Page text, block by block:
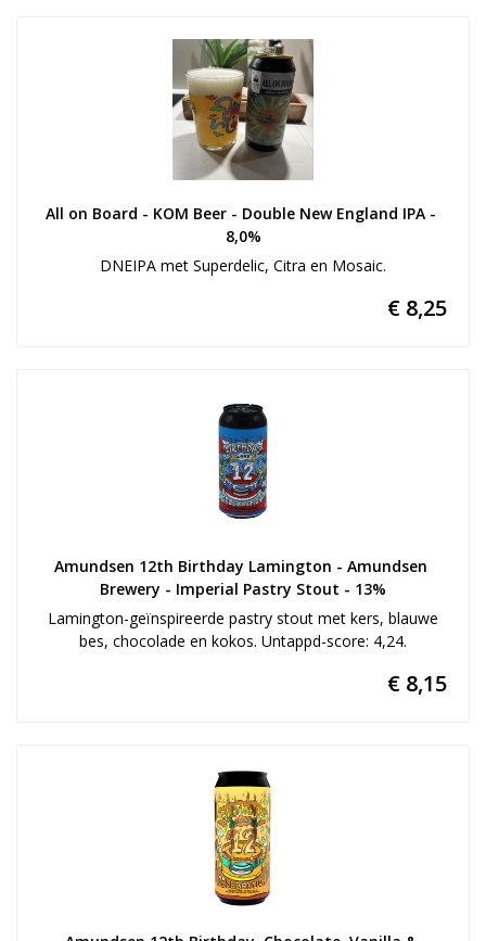
All on Board - KOM Beer - Double New England IPA -
8,0%
DNEIPA met Superdelic, Citra en Mosaic.
€ 8,25
Amundsen 12th Birthday Lamington - Amundsen
Brewery - Imperial Pastry Stout - 13%
Lamington-geïnspireerde pastry stout met kers, blauwe
bes, chocolade en kokos. Untappd-score: 4,24.
€ 8,15